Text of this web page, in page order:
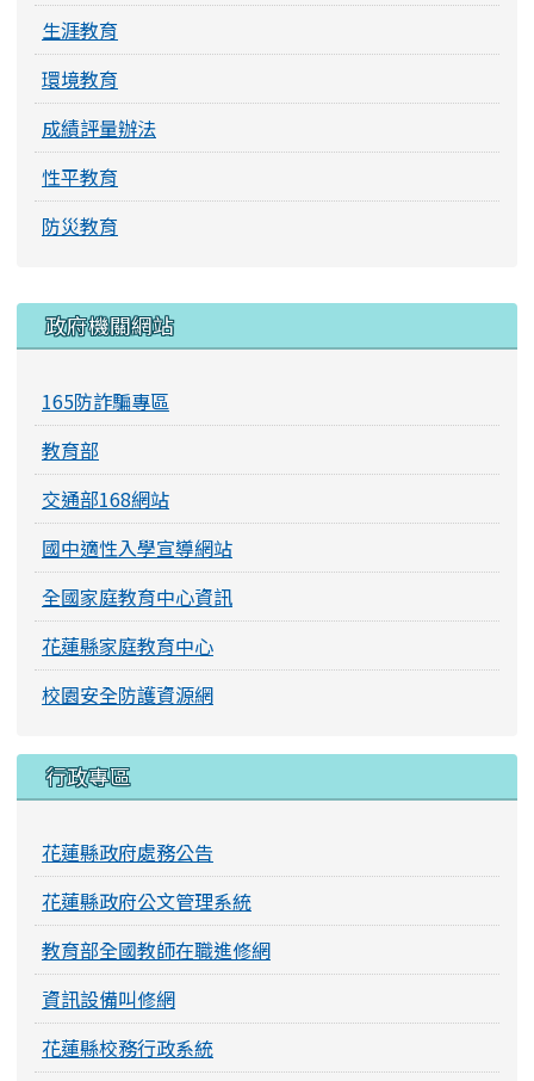
生涯教育
環境教育
成績評量辦法
性平教育
防災教育
右邊區域內容
政府機關網站
165防詐騙專區
教育部
交通部168網站
國中適性入學宣導網站
全國家庭教育中心資訊
花蓮縣家庭教育中心
校園安全防護資源網
行政專區
花蓮縣政府處務公告
花蓮縣政府公文管理系統
教育部全國教師在職進修網
資訊設備叫修網
花蓮縣校務行政系統